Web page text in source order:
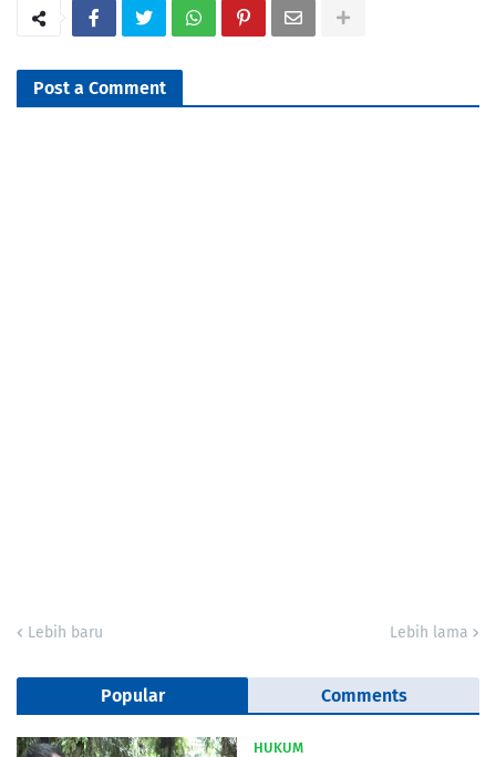
Post a Comment
Lebih baru Lebih lama
Popular Comments
HUKUM